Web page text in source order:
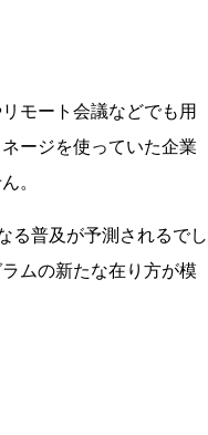
モート会議などでも用
ージを使っていた企業
。
る普及が予測されるでし
ムの新たな在り方が模